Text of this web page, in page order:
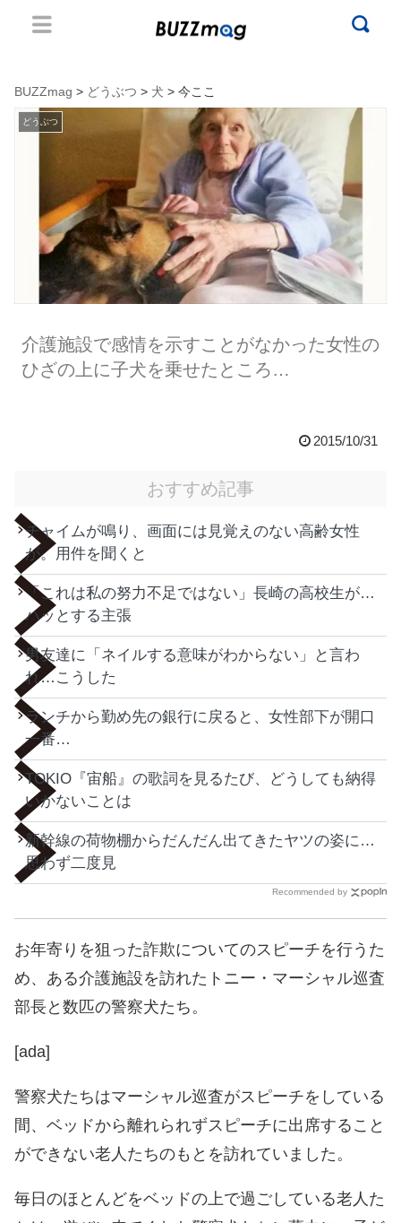
BUZZmag > どうぶつ > 犬 > 今ここ
どうぶつ
介護施設で感情を示すことがなかった女性の
ひざの上に子犬を乗せたところ…
2015/10/31
おすすめ記事
チャイムが鳴り、画面には見覚えのない高齢女性
が。用件を聞くと
「これは私の努力不足ではない」長崎の高校生が…
ハッとする主張
男友達に「ネイルする意味がわからない」と言わ
れ…こうした
ランチから勤め先の銀行に戻ると、女性部下が開口
一番…
TOKIO『宙船』の歌詞を見るたび、どうしても納得
いかないことは
新幹線の荷物棚からだんだん出てきたヤツの姿に…
思わず二度見
Recommended by
お年寄りを狙った詐欺についてのスピーチを行うた
め、ある介護施設を訪れたトニー・マーシャル巡査
部長と数匹の警察犬たち。
[ada]
警察犬たちはマーシャル巡査がスピーチをしている
間、ベッドから離れられずスピーチに出席すること
ができない老人たちのもとを訪れていました。
毎日のほとんどをベッドの上で過ごしている老人た